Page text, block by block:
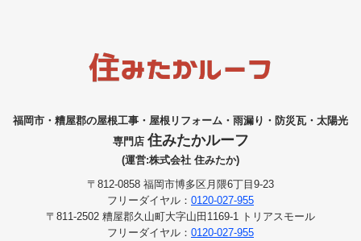
福岡市・糟屋郡の屋根工事・屋根リフォーム・雨漏り・防災瓦・太陽光
専門店 住みたかルーフ
(運営:株式会社 住みたか)
〒812-0858 福岡市博多区月隈6丁目9-23
フリーダイヤル： 0120-027-955
〒811-2502 糟屋郡久山町大字山田1169-1 トリアスモール
フリーダイヤル： 0120-027-955